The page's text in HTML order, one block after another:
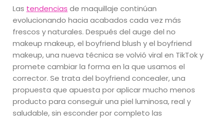
Las tendencias de maquillaje continúan
evolucionando hacia acabados cada vez más
frescos y naturales. Después del auge del no
makeup makeup, el boyfriend blush y el boyfriend
makeup, una nueva técnica se volvió viral en TikTok y
promete cambiar la forma en la que usamos el
corrector. Se trata del boyfriend concealer, una
propuesta que apuesta por aplicar mucho menos
producto para conseguir una piel luminosa, real y
saludable, sin esconder por completo las